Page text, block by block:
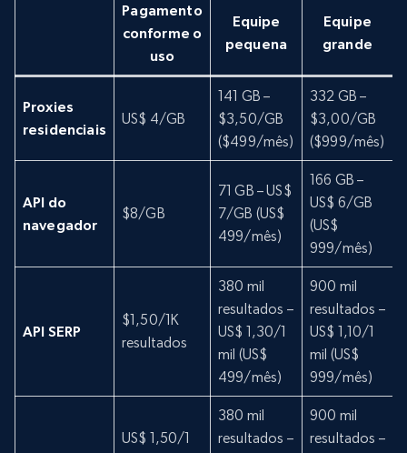
Pagamento
conforme o
uso
Equipe
pequena
Equipe
grande
Proxies
residenciais
US$ 4/GB
141 GB –
$3,50/GB
($499/mês)
332 GB –
$3,00/GB
($999/mês)
API do
navegador
$8/GB
71 GB – US$
7/GB (US$
499/mês)
166 GB –
US$ 6/GB
(US$
999/mês)
API SERP
$1,50/1K
resultados
380 mil
resultados –
US$ 1,30/1
mil (US$
499/mês)
900 mil
resultados –
US$ 1,10/1
mil (US$
999/mês)
US$ 1,50/1
380 mil
resultados –
900 mil
resultados –